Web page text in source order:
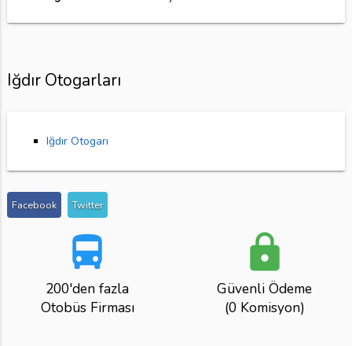
Iğdır Otogarları
Iğdır Otogarı
Facebook Twitter
directions_bus
200'den fazla
Otobüs Firması
lock
Güvenli Ödeme
(0 Komisyon)